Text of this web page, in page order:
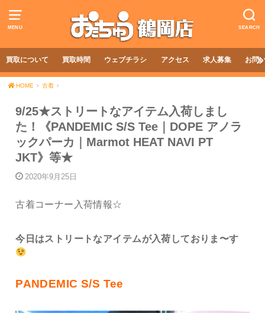
MENU SEARCH
買取について 買取時間 ウェブチラシ アクセス 求人募集 お問
HOME 古着
9/25★ストリートなアイテム入荷しまし
た！《PANDEMIC S/S Tee｜DOPE アノラ
ックパーカ｜Marmot HEAT NAVI PT
JKT》等★
2020年9月25日
古着コーナー入荷情報☆
今日はストリートなアイテムが入荷しておりま〜す
PANDEMIC S/S Tee